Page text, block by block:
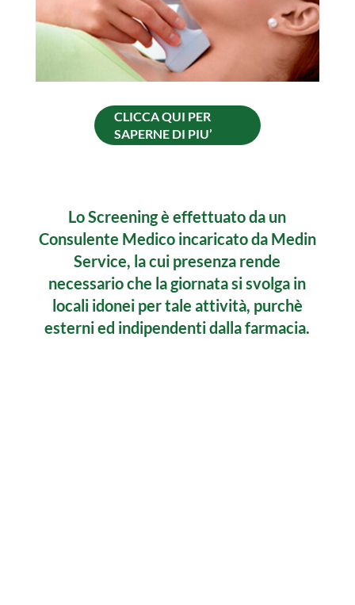
CLICCA QUI PER
SAPERNE DI PIU’
Lo Screening è effettuato da un
Consulente Medico incaricato da Medin
Service, la cui presenza rende
necessario che la giornata si svolga in
locali idonei per tale attività, purchè
esterni ed indipendenti dalla farmacia.